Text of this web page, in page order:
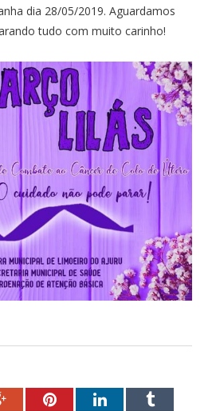
dia 28/05/2019. Aguardamos
tudo com muito carinho!
Google+PinterestLinkedInTumblr